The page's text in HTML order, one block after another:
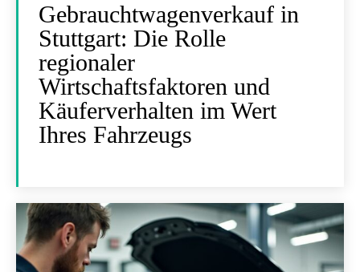
Gebrauchtwagenverkauf in
Stuttgart: Die Rolle
regionaler
Wirtschaftsfaktoren und
Käuferverhalten im Wert
Ihres Fahrzeugs